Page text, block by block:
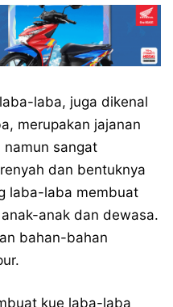
laba, juga dikenal
merupakan jajanan
sangat
dan bentuknya
laba-laba membuat
anak dan dewasa.
bahan-bahan
kue laba-laba